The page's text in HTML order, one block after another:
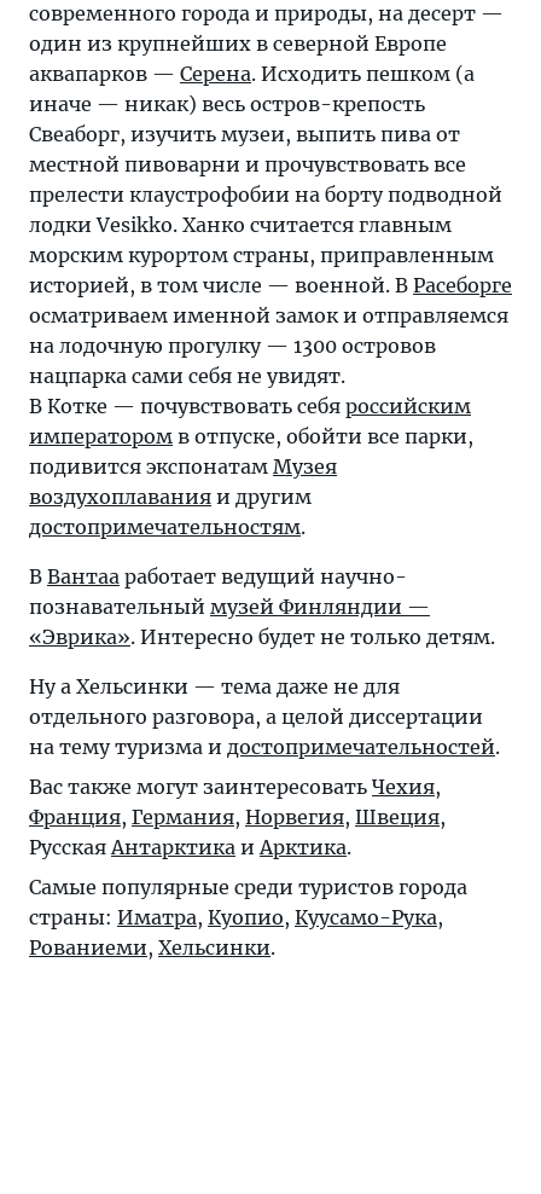
современного города и природы, на десерт —
один из крупнейших в северной Европе
аквапарков — Серена. Исходить пешком (а
иначе — никак) весь остров-крепость
Свеаборг, изучить музеи, выпить пива от
местной пивоварни и прочувствовать все
прелести клаустрофобии на борту подводной
лодки Vesikko. Ханко считается главным
морским курортом страны, приправленным
историей, в том числе — военной. В Расеборге
осматриваем именной замок и отправляемся
на лодочную прогулку — 1300 островов
нацпарка сами себя не увидят.
В Котке — почувствовать себя российским
императором в отпуске, обойти все парки,
подивится экспонатам Музея
воздухоплавания и другим
достопримечательностям.
В Вантаа работает ведущий научно-
познавательный музей Финляндии —
«Эврика». Интересно будет не только детям.
Ну а Хельсинки — тема даже не для
отдельного разговора, а целой диссертации
на тему туризма и достопримечательностей.
Вас также могут заинтересовать Чехия,
Франция, Германия, Норвегия, Швеция,
РусскаяАнтарктика иАрктика.
Самые популярные среди туристов города
страны: Иматра, Куопио, Куусамо-Рука,
Рованиеми, Хельсинки.